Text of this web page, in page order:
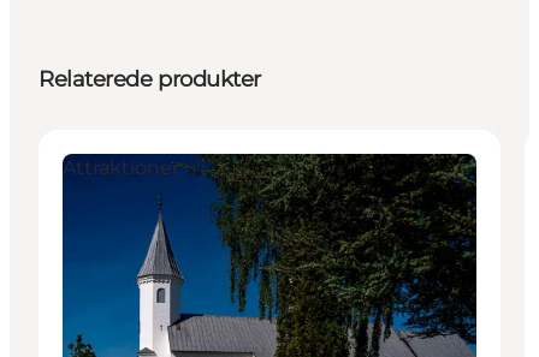
Relaterede produkter
Attraktioner